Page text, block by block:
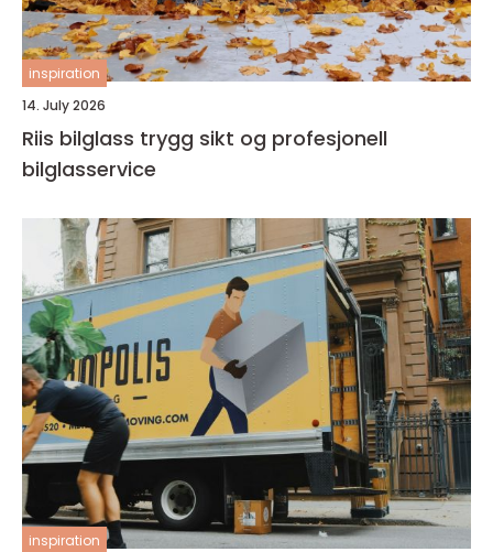
inspiration
14. July 2026
Riis bilglass trygg sikt og profesjonell
bilglasservice
inspiration